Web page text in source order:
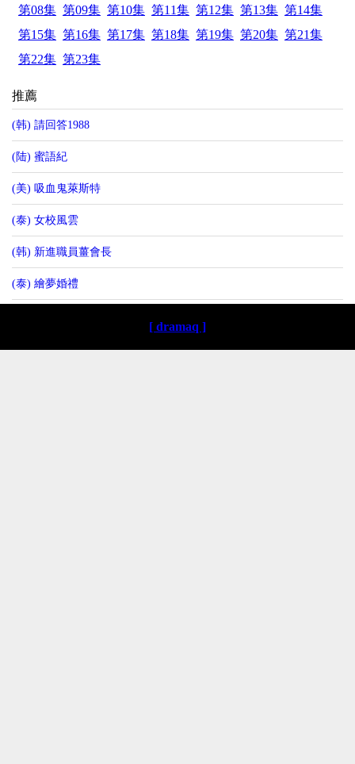
第08集 第09集 第10集 第11集 第12集 第13集 第14集
第15集 第16集 第17集 第18集 第19集 第20集 第21集
第22集 第23集
推薦
(韩) 請回答1988
(陆) 蜜語紀
(美) 吸血鬼萊斯特
(泰) 女校風雲
(韩) 新進職員薑會長
(泰) 繪夢婚禮
[ dramaq ]